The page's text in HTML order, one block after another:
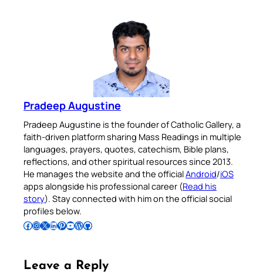
Pradeep Augustine
Pradeep Augustine is the founder of Catholic Gallery, a
faith-driven platform sharing Mass Readings in multiple
languages, prayers, quotes, catechism, Bible plans,
reflections, and other spiritual resources since 2013.
He manages the website and the officialAndroid/iOS
apps alongside his professional career (Read his
story). Stay connected with him on the official social
profiles below.
Follow Pradeep on Facebook Follow Pradeep on InstagramFollow Pradeep on X Follow Pradeep on LinkedIn Follow Pradeep on Pinterest Subscribe to Pradeep’s Youtube Channel Follow Pradeep on WordPress Follow Pradeep on GitHub
Leave a Reply